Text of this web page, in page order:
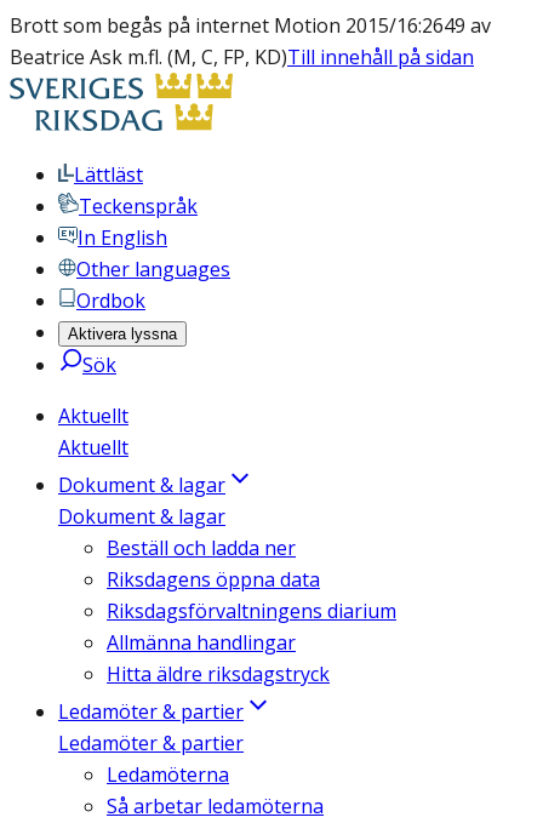
Brott som begås på internet Motion 2015/16:2649 av
Beatrice Ask m.fl. (M, C, FP, KD)Till innehåll på sidan
Lättläst
Teckenspråk
In English
Other languages
Ordbok
Aktivera lyssna
Sök
Aktuellt
Aktuellt
Dokument & lagar
Dokument & lagar
Beställ och ladda ner
Riksdagens öppna data
Riksdagsförvaltningens diarium
Allmänna handlingar
Hitta äldre riksdagstryck
Ledamöter & partier
Ledamöter & partier
Ledamöterna
Så arbetar ledamöterna